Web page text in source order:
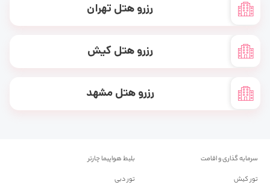
رزرو هتل تهران
رزرو هتل کیش
رزرو هتل مشهد
سرمایه گذاری و اقامت
بلیط هواپیما چارتر
تور کیش
تور دبی